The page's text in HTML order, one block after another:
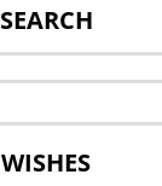
SEARCH
WISHES